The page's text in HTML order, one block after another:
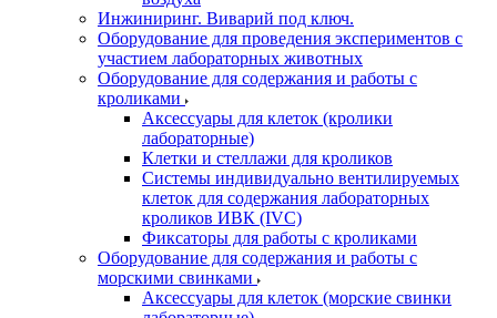
Инжиниринг. Виварий под ключ.
Оборудование для проведения экспериментов с
участием лабораторных животных
Оборудование для содержания и работы с
кроликами
Аксессуары для клеток (кролики
лабораторные)
Клетки и стеллажи для кроликов
Системы индивидуально вентилируемых
клеток для содержания лабораторных
кроликов ИВК (IVC)
Фиксаторы для работы с кроликами
Оборудование для содержания и работы с
морскими свинками
Аксессуары для клеток (морские свинки